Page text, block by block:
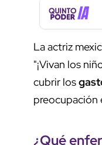
La actriz
"¡Vivan los
cubrir los
preocupación
¿Qué